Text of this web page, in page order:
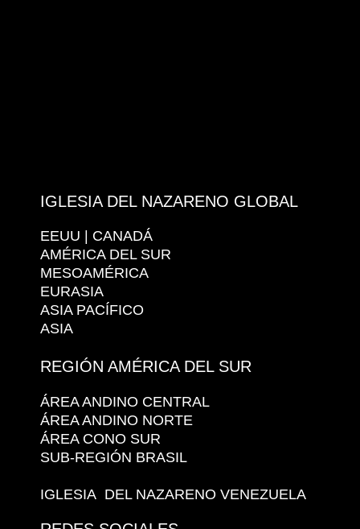
IGLESIA DEL NAZARENO GLOBAL
EEUU | CANADÁ
AMÉRICA DEL SUR
MESOAMÉRICA
EURASIA
ASIA PACÍFICO
ASIA
REGIÓN AMÉRICA DEL SUR
ÁREA ANDINO CENTRAL
ÁREA ANDINO NORTE
ÁREA CONO SUR
SUB-REGIÓN BRASIL
IGLESIA DEL NAZARENO VENEZUELA